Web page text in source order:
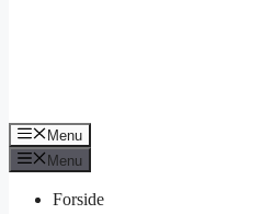
Menu
Menu
Forside